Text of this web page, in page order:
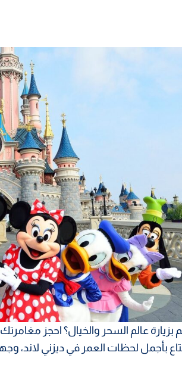
بزيارة عالم السحر والخيال؟ احجز
بأجمل لحظات العمر في ديزني لاند،